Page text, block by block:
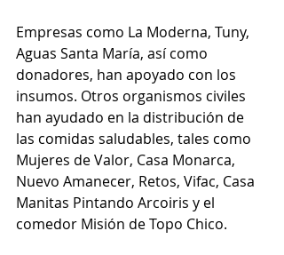
Empresas como La Moderna, Tuny,
Aguas Santa María, así como
donadores, han apoyado con los
insumos. Otros organismos civiles
han ayudado en la distribución de
las comidas saludables, tales como
Mujeres de Valor, Casa Monarca,
Nuevo Amanecer, Retos, Vifac, Casa
Manitas Pintando Arcoiris y el
comedor Misión de Topo Chico.